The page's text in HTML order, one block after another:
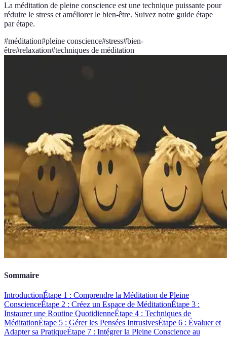
La méditation de pleine conscience est une technique puissante pour
réduire le stress et améliorer le bien-être. Suivez notre guide étape
par étape.
#méditation#pleine conscience#stress#bien-
être#relaxation#techniques de méditation
Sommaire
IntroductionÉtape 1 : Comprendre la Méditation de Pleine
ConscienceÉtape 2 : Créez un Espace de MéditationÉtape 3 :
Instaurer une Routine QuotidienneÉtape 4 : Techniques de
MéditationÉtape 5 : Gérer les Pensées IntrusivesÉtape 6 : Évaluer et
Adapter sa PratiqueÉtape 7 : Intégrer la Pleine Conscience au